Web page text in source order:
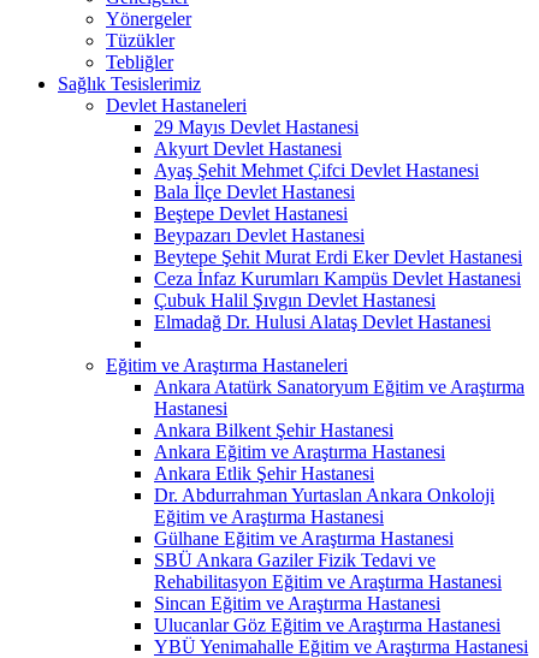
Yönergeler
Tüzükler
Tebliğler
Sağlık Tesislerimiz
Devlet Hastaneleri
29 Mayıs Devlet Hastanesi
Akyurt Devlet Hastanesi
Ayaş Şehit Mehmet Çifci Devlet Hastanesi
Bala İlçe Devlet Hastanesi
Beştepe Devlet Hastanesi
Beypazarı Devlet Hastanesi
Beytepe Şehit Murat Erdi Eker Devlet Hastanesi
Ceza İnfaz Kurumları Kampüs Devlet Hastanesi
Çubuk Halil Şıvgın Devlet Hastanesi
Elmadağ Dr. Hulusi Alataş Devlet Hastanesi
Eğitim ve Araştırma Hastaneleri
Ankara Atatürk Sanatoryum Eğitim ve Araştırma
Hastanesi
Ankara Bilkent Şehir Hastanesi
Ankara Eğitim ve Araştırma Hastanesi
Ankara Etlik Şehir Hastanesi
Dr. Abdurrahman Yurtaslan Ankara Onkoloji
Eğitim ve Araştırma Hastanesi
Gülhane Eğitim ve Araştırma Hastanesi
SBÜ Ankara Gaziler Fizik Tedavi ve
Rehabilitasyon Eğitim ve Araştırma Hastanesi
Sincan Eğitim ve Araştırma Hastanesi
Ulucanlar Göz Eğitim ve Araştırma Hastanesi
YBÜ Yenimahalle Eğitim ve Araştırma Hastanesi